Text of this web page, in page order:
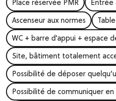
Place réservée PMR
Entrée
Ascenseur aux normes
WC + barre d'appui + espace
Site, bâtiment totalement
Possibilité de déposer
Possibilité de communiquer en